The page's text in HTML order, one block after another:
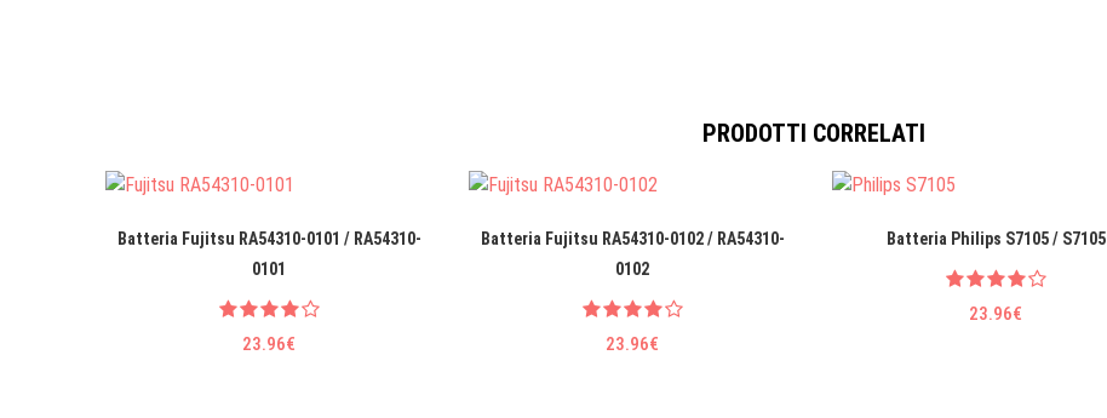
PRODOTTI CORRELATI
Batteria Fujitsu RA54310-0101 / RA54310-
0101
23.96€
Batteria Fujitsu RA54310-0102 / RA54310-
0102
23.96€
Batteria Philips S7105 / S7105
23.96€